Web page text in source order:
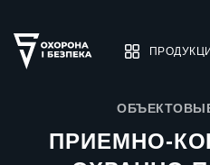
ПРИЕМНО-